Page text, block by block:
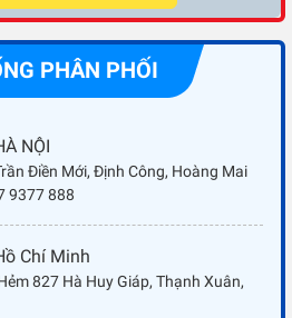
PHÂN PHỐI
NỘI
Điền Mới, Định Công, Hoàng Mai
9377 888
Chí Minh
827 Hà Huy Giáp, Thạnh Xuân,